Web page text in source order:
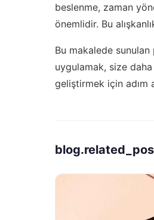
beslenme, zaman
önemlidir. Bu
Bu makalede sunulan
uygulamak, size daha
geliştirmek için adım